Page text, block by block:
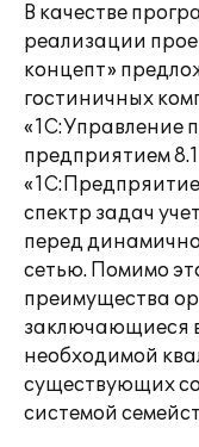
В качестве
реализации
концепт»
гостиничных
«1С:Управление
предприятием
спектр задач
перед
сетью. Помимо
преимущества
заключающиеся
необходимой
существующих
системой